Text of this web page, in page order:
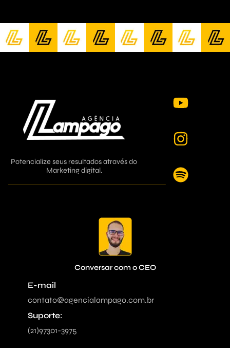
Potencialize seus resultados através do
Marketing digital.
Conversar com o CEO
E-mail
contato@agencialampago.com.br
Suporte:
(21)97301-3975